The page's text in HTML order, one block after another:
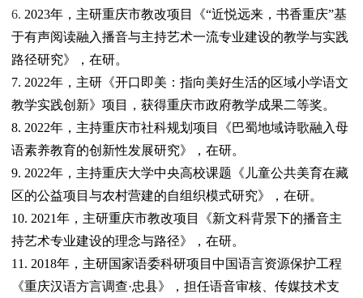
6. 2023年，主研重庆市教改项目《“近悦远来，书香重庆”基
于有声阅读融入播音与主持艺术一流专业建设的教学与实践
路径研究》，在研。
7. 2022年，主研《开口即美：指向美好生活的区域小学语文
教学实践创新》项目，获得重庆市政府教学成果二等奖。
8. 2022年，主持重庆市社科规划项目《巴蜀地域诗歌融入母
语素养教育的创新性发展研究》，在研。
9. 2022年，主持重庆大学中央高校课题《儿童公共美育在藏
区的公益项目与农村营建的自组织模式研究》，在研。
10. 2021年，主研重庆市教改项目《新文科背景下的播音主
持艺术专业建设的理念与路径》，在研。
11. 2018年，主研国家语委科研项目中国语言资源保护工程
《重庆汉语方言调查·忠县》，担任语音审核、传媒技术支